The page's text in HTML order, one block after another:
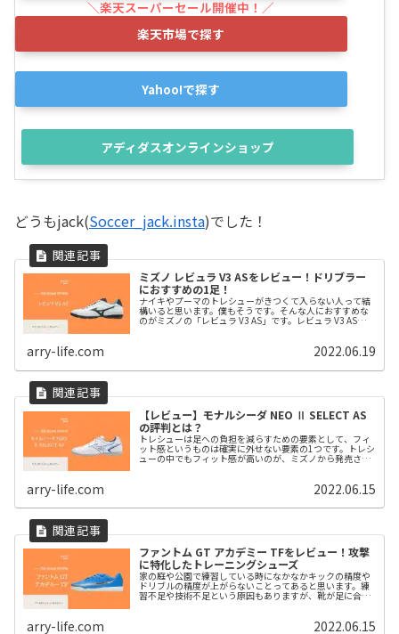
楽天市場で探す
Yahoo!で探す
アディダスオンラインショップ
どうもjack(Soccer_jack.insta)でした！
ミズノ レビュラ V3 ASをレビュー！ドリブラー
におすすめの1足！
ナイキやプーマのトレシューがきつくて入らない人って結
構いると思います。僕もそうです。そんな人におすすめな
のがミズノの「レビュラ V3 AS」です。レビュラ V3 ASは
arry-life.com 2022.06.19
【レビュー】モナルシーダ NEO Ⅱ SELECT AS
の評判とは？
トレシューは足への負担を減らすための要素として、フィ
ット感というものは確実に外せない要素の1つです。トレシ
ューの中でもフィット感が高いのが、ミズノから発売され
arry-life.com 2022.06.15
ファントム GT アカデミー TFをレビュー！攻撃
に特化したトレーニングシューズ
家の庭や公園で練習している時になかなかキックの精度や
ドリブルの精度が上がらないことってあると思います。練
習不足や技術不足という原因もありますが、靴が足に合っ
はキックの精度やドリブルの質を上げてくれるトレーニン
arry-life.com 2022.06.15